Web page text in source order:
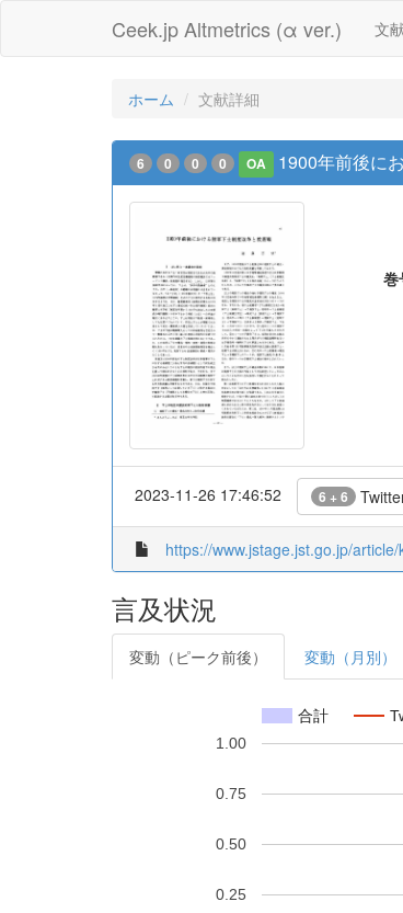
Ceek.jp Altmetrics (α ver.) 文
ホーム 文献詳細
6 0 0 0 OA 1900年前後に
巻
2023-11-26 17:46:52 6 + 6
https://www.jstage.jst.go.jp/
言及状況
変動（ピーク前後） 変動（月別）
合計
0.25
0.50
0.75
1.00